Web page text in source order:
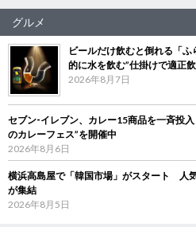
グルメ
ビールだけ飲むと倒れる「
的に水を飲む”仕掛けで適正
2026年8月7日
セブン‐イレブン、カレー15商品を一斉投
のカレーフェス”を開催中
2026年8月6日
横浜高島屋で「韓国市場」がスタート 人
が集結
2026年8月5日